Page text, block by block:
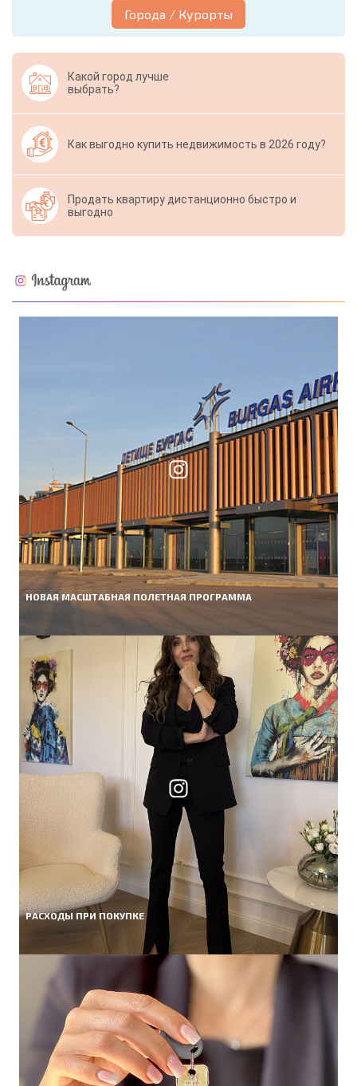
Города / Курорты
Какой город лучше
выбрать?
Как выгодно купить недвижимость в 2026 году?
Продать квартиру дистанционно быстро и
выгодно
НОВАЯ МАСШТАБНАЯ ПОЛЕТНАЯ ПРОГРАММА
РАСХОДЫ ПРИ ПОКУПКЕ